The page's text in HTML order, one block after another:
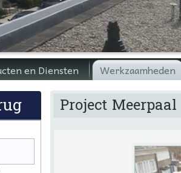
en Diensten Werkzaamheden
Project